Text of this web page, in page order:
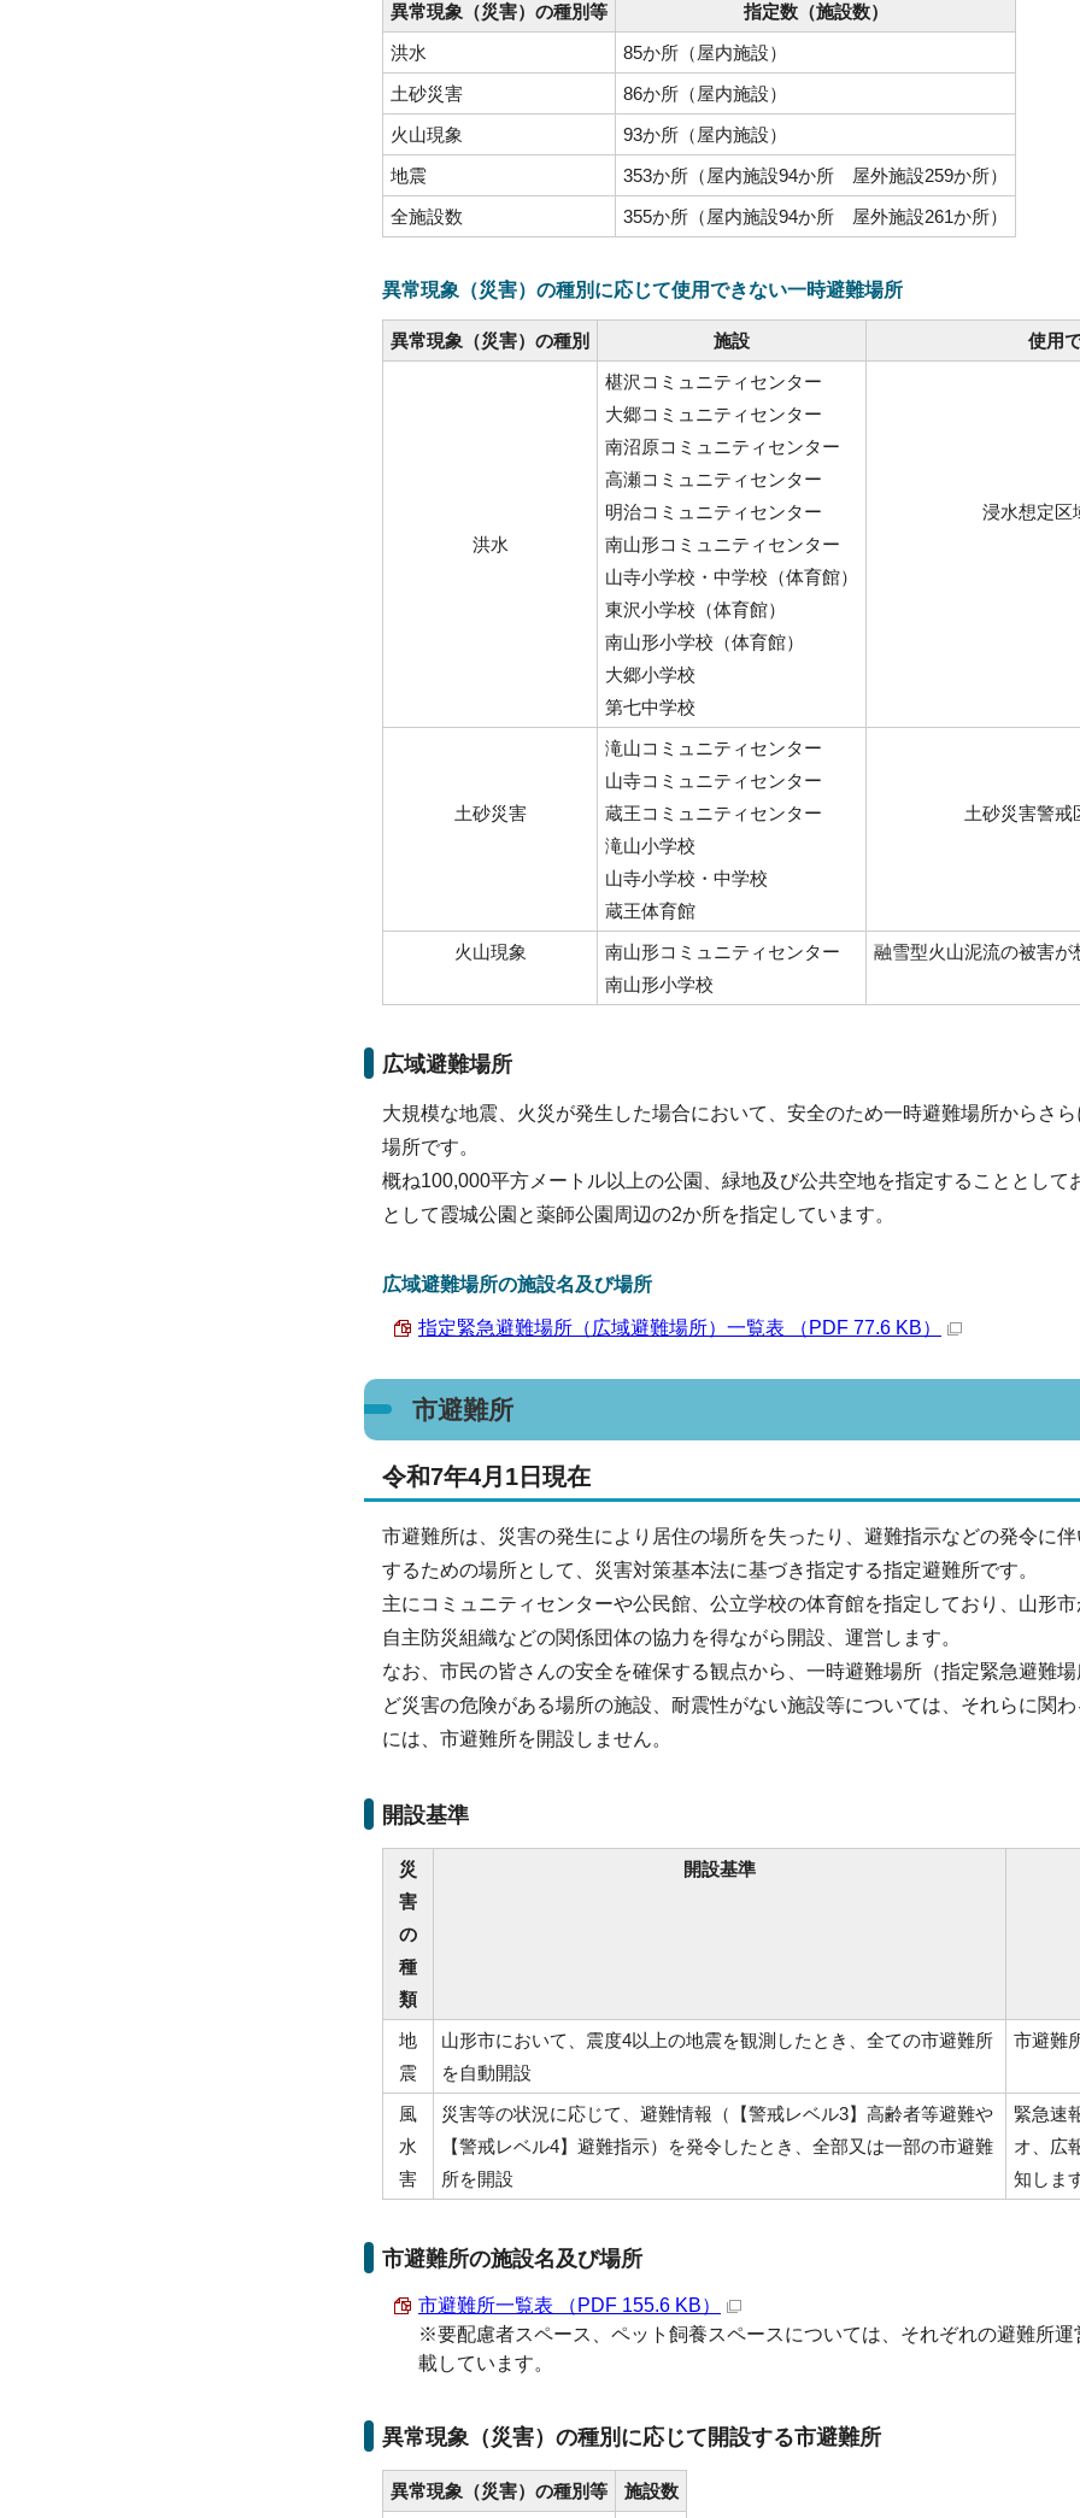
異常現象（災害）の種別等
指定数（施設数）
洪水
85か所（屋内施設）
土砂災害
86か所（屋内施設）
火山現象
93か所（屋内施設）
地震
353か所（屋内施設94か所 屋外施設259か所）
全施設数
355か所（屋内施設94か所 屋外施設261か所）
異常現象（災害）の種別に応じて使用できない一時避難場所
異常現象（災害）の種別 施設 使用
洪水
椹沢コミュニティセンター
大郷コミュニティセンター
南沼原コミュニティセンター
高瀬コミュニティセンター
明治コミュニティセンター
南山形コミュニティセンター
山寺小学校・中学校（体育館）
東沢小学校（体育館）
南山形小学校（体育館）
大郷小学校
第七中学校
浸水想定区
土砂災害
滝山コミュニティセンター
山寺コミュニティセンター
蔵王コミュニティセンター
滝山小学校
山寺小学校・中学校
蔵王体育館
土砂災害警戒
火山現象
南山形コミュニティセンター
南山形小学校
融雪型火山泥流の被害
広域避難場所
大規模な地震、火災が発生した場合において、安全のため一時避難場所からさ
場所です。
概ね100,000平方メートル以上の公園、緑地及び公共空地を指定することとし
として霞城公園と薬師公園周辺の2か所を指定しています。
広域避難場所の施設名及び場所
指定緊急避難場所（広域避難場所）一覧表 （PDF 77.6 KB）
市避難所
令和7年4月1日現在
市避難所は、災害の発生により居住の場所を失ったり、避難指示などの発令に
するための場所として、災害対策基本法に基づき指定する指定避難所です。
主にコミュニティセンターや公民館、公立学校の体育館を指定しており、山形
自主防災組織などの関係団体の協力を得ながら開設、運営します。
なお、市民の皆さんの安全を確保する観点から、一時避難場所（指定緊急避難
ど災害の危険がある場所の施設、耐震性がない施設等については、それらに関
には、市避難所を開設しません。
開設基準
災
害
の
種
類
開設基準
地
震
山形市において、震度4以上の地震を観測したとき、全ての市避難所
を自動開設
市避難
風
水
害
災害等の状況に応じて、避難情報（【警戒レベル3】高齢者等避難や
【警戒レベル4】避難指示）を発令したとき、全部又は一部の市避難
所を開設
緊急速
オ、広
知しま
市避難所の施設名及び場所
市避難所一覧表 （PDF 155.6 KB）
※要配慮者スペース、ペット飼養スペースについては、それぞれの避難所
載しています。
異常現象（災害）の種別に応じて開設する市避難所
異常現象（災害）の種別等 施設数